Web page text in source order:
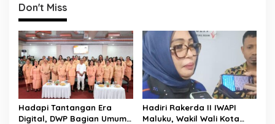
a
s
i
p
o
s
Don't Miss
Hadapi Tantangan Era
Digital, DWP Bagian Umum
Hadiri Rakerda II IWAPI
Maluku, Wakil Wali Kota